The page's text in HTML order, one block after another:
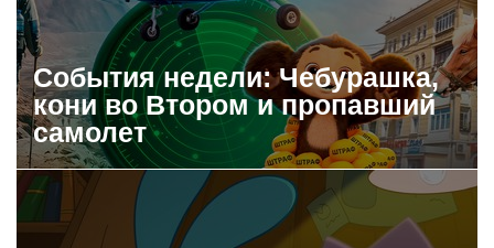
События недели: Чебурашка,
кони во Втором и пропавший
самолет